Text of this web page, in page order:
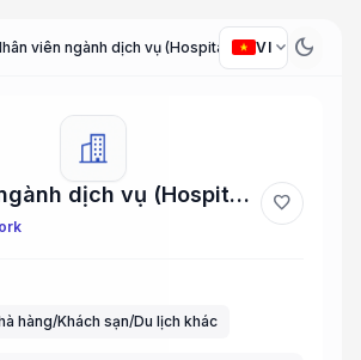
Nhân viên ngành dịch vụ (Hospitality Staff)VI expand_more dark_mode
Nhân viên ngành dịch vụ (Hospitality Staff) favorite
hàng/Khách sạn/Du lịch khác